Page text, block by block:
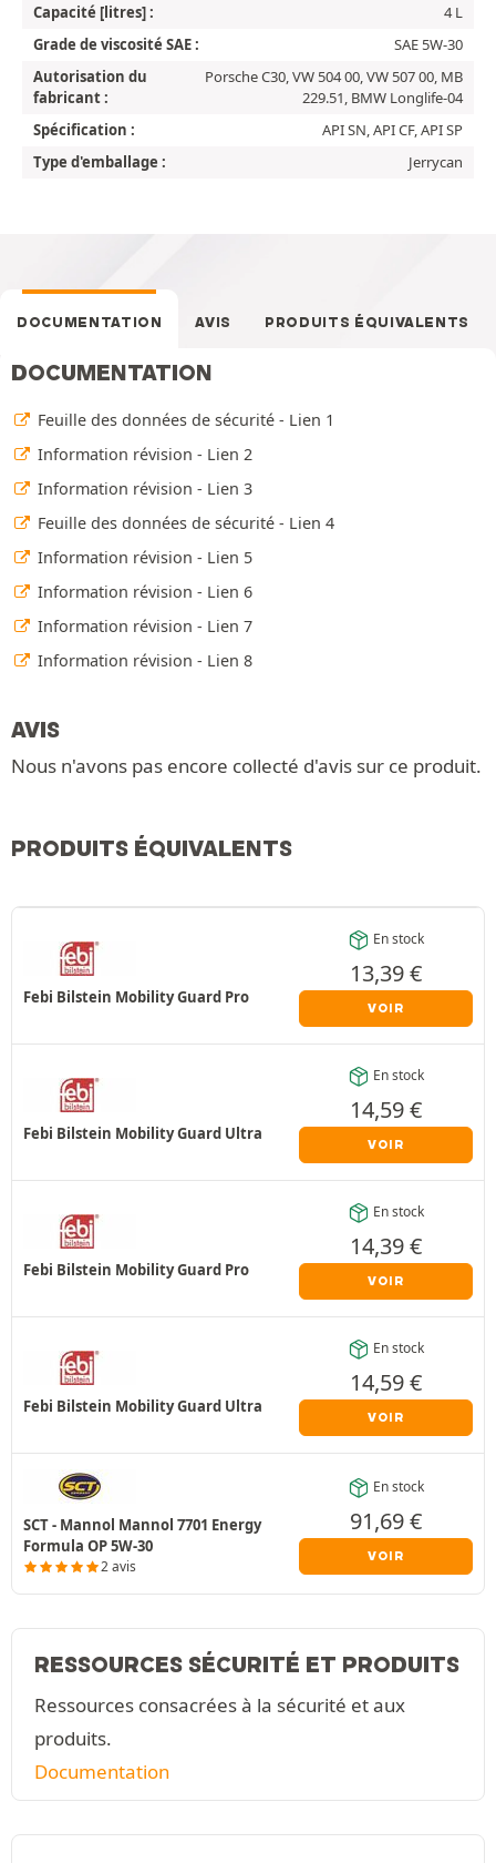
Capacité [litres] :
4 L
Grade de viscosité SAE :
SAE 5W-30
Autorisation du
fabricant :
Porsche C30, VW 504 00, VW 507 00, MB
229.51, BMW Longlife-04
Spécification :
API SN, API CF, API SP
Type d'emballage :
Jerrycan
DOCUMENTATION AVIS PRODUITS ÉQUIVALENTS
DOCUMENTATION
Feuille des données de sécurité - Lien 1
Information révision - Lien 2
Information révision - Lien 3
Feuille des données de sécurité - Lien 4
Information révision - Lien 5
Information révision - Lien 6
Information révision - Lien 7
Information révision - Lien 8
AVIS
Nous n'avons pas encore collecté d'avis sur ce produit.
PRODUITS ÉQUIVALENTS
Febi Bilstein Mobility Guard Pro
En stock
13,39€
VOIR
Febi Bilstein Mobility Guard Ultra
En stock
14,59€
VOIR
Febi Bilstein Mobility Guard Pro
En stock
14,39€
VOIR
Febi Bilstein Mobility Guard Ultra
En stock
14,59€
VOIR
SCT - Mannol Mannol 7701 Energy
Formula OP 5W-30
2 avis
En stock
91,69€
VOIR
RESSOURCES SÉCURITÉ ET PRODUITS
Ressources consacrées à la sécurité et aux
produits.
Documentation